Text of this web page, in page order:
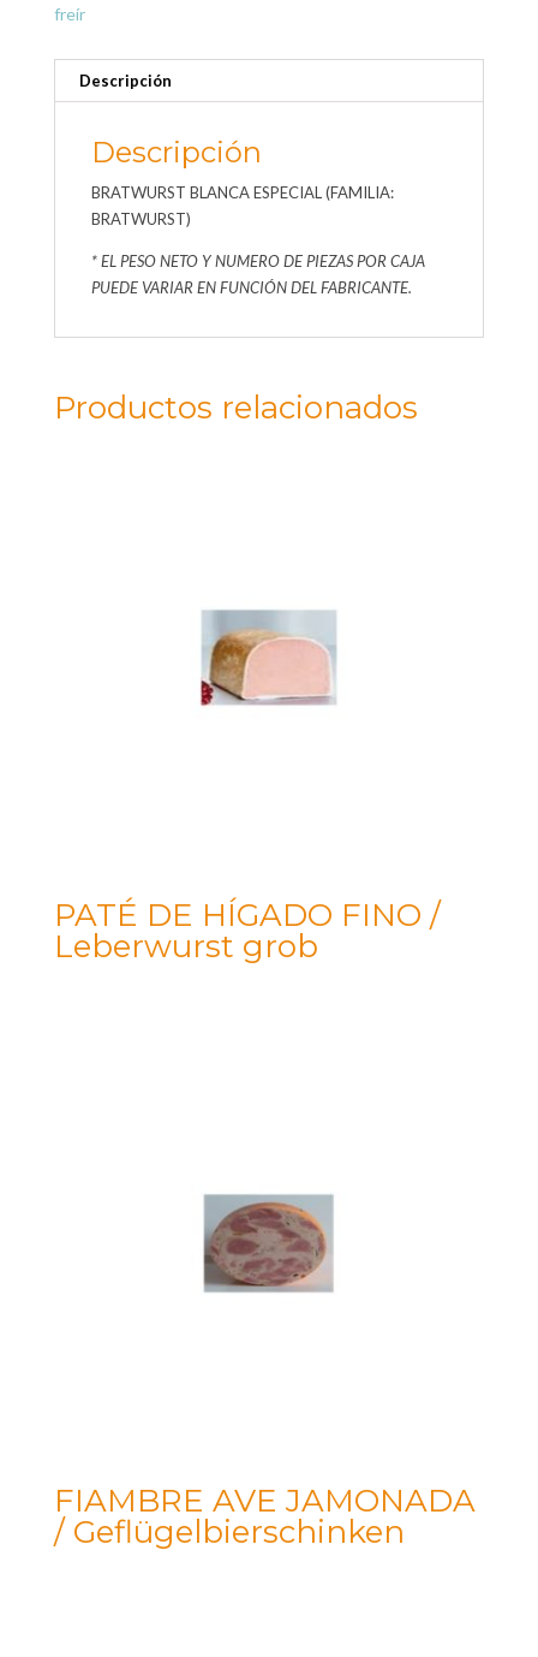
freír
Descripción
Descripción
BRATWURST BLANCA ESPECIAL (FAMILIA:
BRATWURST)
* EL PESO NETO Y NUMERO DE PIEZAS POR CAJA
PUEDE VARIAR EN FUNCIÓN DEL FABRICANTE.
Productos relacionados
PATÉ DE HÍGADO FINO /
Leberwurst grob
FIAMBRE AVE JAMONADA
/ Geflügelbierschinken